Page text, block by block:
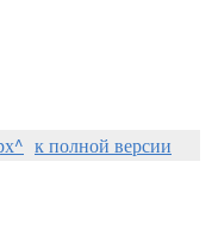
к полной версии